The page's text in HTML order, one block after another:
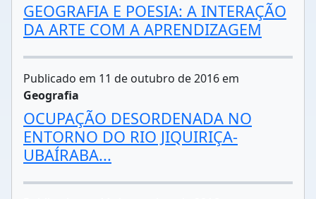
GEOGRAFIA E POESIA: A INTERAÇÃO
DA ARTE COM A APRENDIZAGEM
Publicado em 11 de outubro de 2016 em
Geografia
OCUPAÇÃO DESORDENADA NO
ENTORNO DO RIO JIQUIRIÇA-
UBAÍRABA...